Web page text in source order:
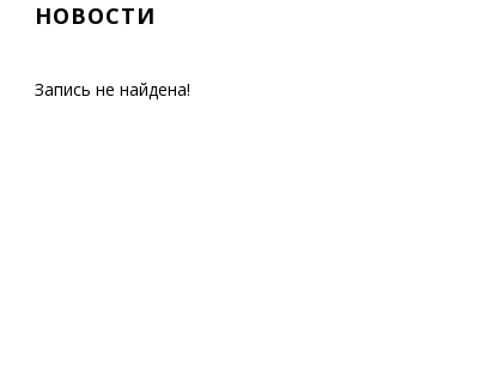
НОВОСТИ
Запись не найдена!